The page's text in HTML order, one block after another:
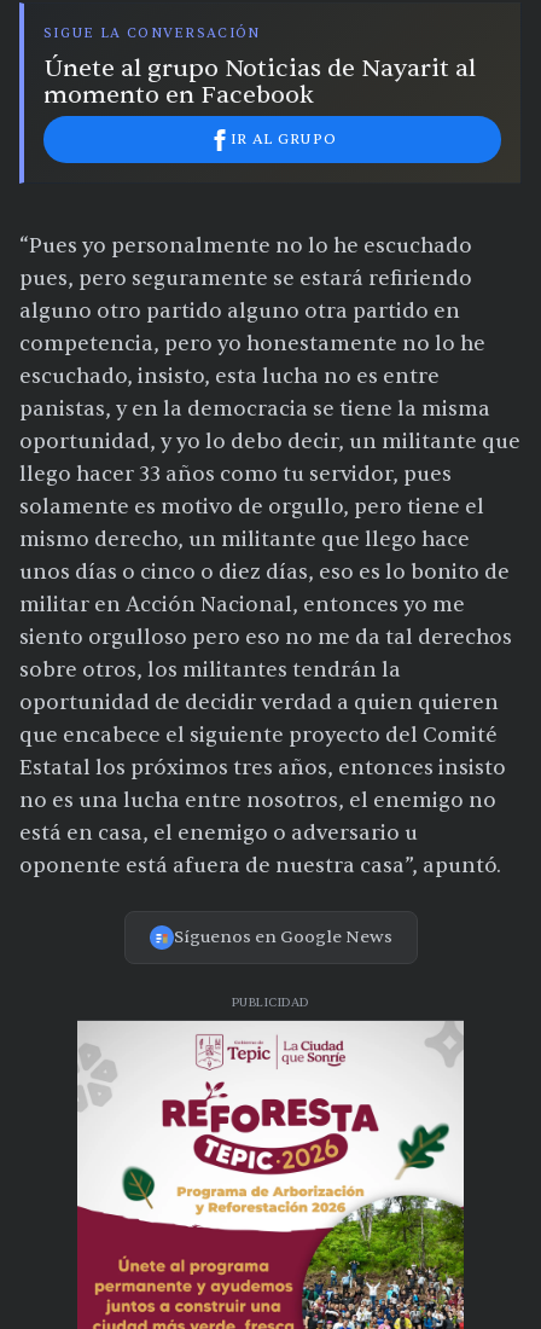
SIGUE LA CONVERSACIÓN
Únete al grupo Noticias de Nayarit al
momento en Facebook
IR AL GRUPO
“Pues yo personalmente no lo he escuchado
pues, pero seguramente se estará refiriendo
alguno otro partido alguno otra partido en
competencia, pero yo honestamente no lo he
escuchado, insisto, esta lucha no es entre
panistas, y en la democracia se tiene la misma
oportunidad, y yo lo debo decir, un militante que
llego hacer 33 años como tu servidor, pues
solamente es motivo de orgullo, pero tiene el
mismo derecho, un militante que llego hace
unos días o cinco o diez días, eso es lo bonito de
militar en Acción Nacional, entonces yo me
siento orgulloso pero eso no me da tal derechos
sobre otros, los militantes tendrán la
oportunidad de decidir verdad a quien quieren
que encabece el siguiente proyecto del Comité
Estatal los próximos tres años, entonces insisto
no es una lucha entre nosotros, el enemigo no
está en casa, el enemigo o adversario u
oponente está afuera de nuestra casa”, apuntó.
Síguenos en Google News
PUBLICIDAD